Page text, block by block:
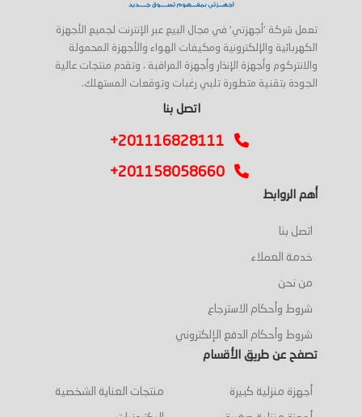
تعمل شركة 'أجهزتي' في مجال البيع عبر الإنترنت لجميع الأجهزة
الكهربائية والإلكترونية ومكيفات الهواء والأجهزة المحمولة
والانتركوم وأجهزة الإنذار وأجهزة المراقبة ، وتقدم منتجات عالية
الجودة بتقنية متطورة تلبي رغبات وتوقعات المستهلك.
اتصل بنا
+201116828111
+201158058660
أهم الروابط
اتصل بنا
خدمة العملاء
من نحن
شروط وأحكام الاسترجاع
شروط وأحكام الدفع الإلكتروني
تصفح عن طريق الأقسام
أجهزة منزلية كبيرة منتجات العناية الشخصية